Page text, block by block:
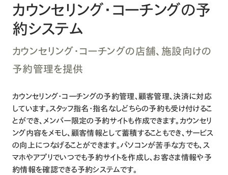
カウンセリング・コーチングの予
約システム
カウンセリング・コーチングの店舗、施設向けの
予約管理を提供
カウンセリング・コーチングの予約管理、顧客管理、決済に対応
しています。スタッフ指名・指名なしどちらの予約も受け付けるこ
とができ、メンバー限定の予約サイトも作成できます。カウンセリ
ング内容をメモし、顧客情報として蓄積することもでき、サービス
の向上につなげることができます。パソコンが苦手な方でも、ス
マホやアプリでいつでも予約サイトを作成し、お客さま情報や予
約情報を確認できる予約システムです。